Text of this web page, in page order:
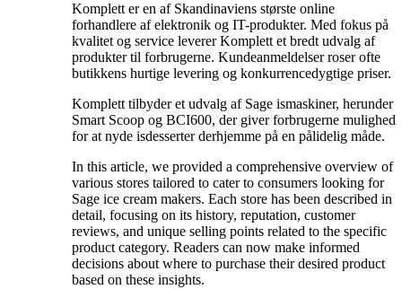
Komplett er en af Skandinaviens største online
forhandlere af elektronik og IT-produkter. Med fokus på
kvalitet og service leverer Komplett et bredt udvalg af
produkter til forbrugerne. Kundeanmeldelser roser ofte
butikkens hurtige levering og konkurrencedygtige priser.
Komplett tilbyder et udvalg af Sage ismaskiner, herunder
Smart Scoop og BCI600, der giver forbrugerne mulighed
for at nyde isdesserter derhjemme på en pålidelig måde.
In this article, we provided a comprehensive overview of
various stores tailored to cater to consumers looking for
Sage ice cream makers. Each store has been described in
detail, focusing on its history, reputation, customer
reviews, and unique selling points related to the specific
product category. Readers can now make informed
decisions about where to purchase their desired product
based on these insights.